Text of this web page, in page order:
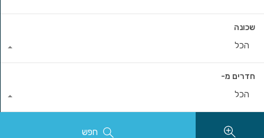
שכונה
הכל
חדרים מ-
הכל
חפש